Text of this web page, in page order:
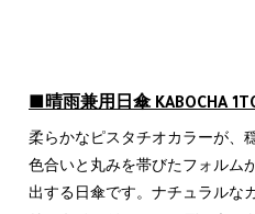
■晴雨兼用日傘 KABOCHA
柔らかなピスタチオカラーが、
色合いと丸みを帯びたフォルム
出する日傘です。ナチュラルな